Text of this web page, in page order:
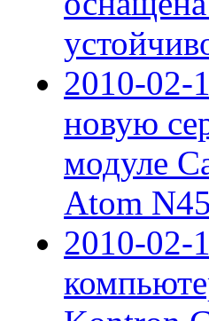
2010-02-
новую
модуле
Atom
2010-02-